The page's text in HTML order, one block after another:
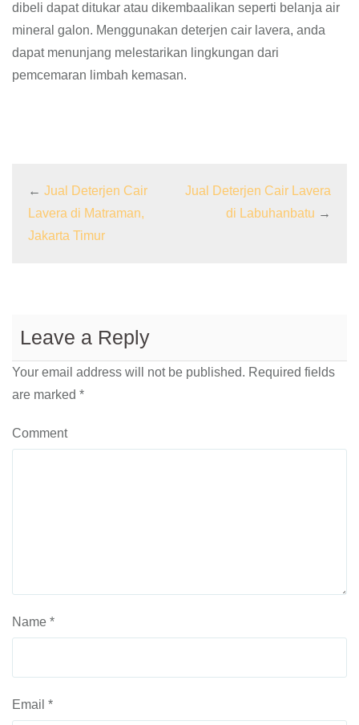
dibeli dapat ditukar atau dikembaalikan seperti belanja air
mineral galon. Menggunakan deterjen cair lavera, anda
dapat menunjang melestarikan lingkungan dari
pemcemaran limbah kemasan.
← Jual Deterjen Cair
Lavera di Matraman,
Jakarta Timur
Jual Deterjen Cair Lavera
di Labuhanbatu →
Leave a Reply
Your email address will not be published. Required fields
are marked *
Comment
Name *
Email *